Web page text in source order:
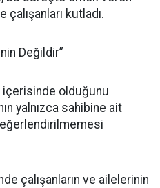
çalışanları kutladı.
Değildir”
içerisinde olduğunu
yalnızca sahibine ait
çalışanların ve ailelerinin